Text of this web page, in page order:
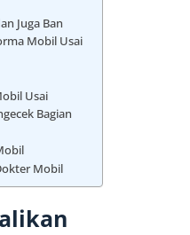
Juga Ban
Mobil Usai
Usai
Bagian
Mobil